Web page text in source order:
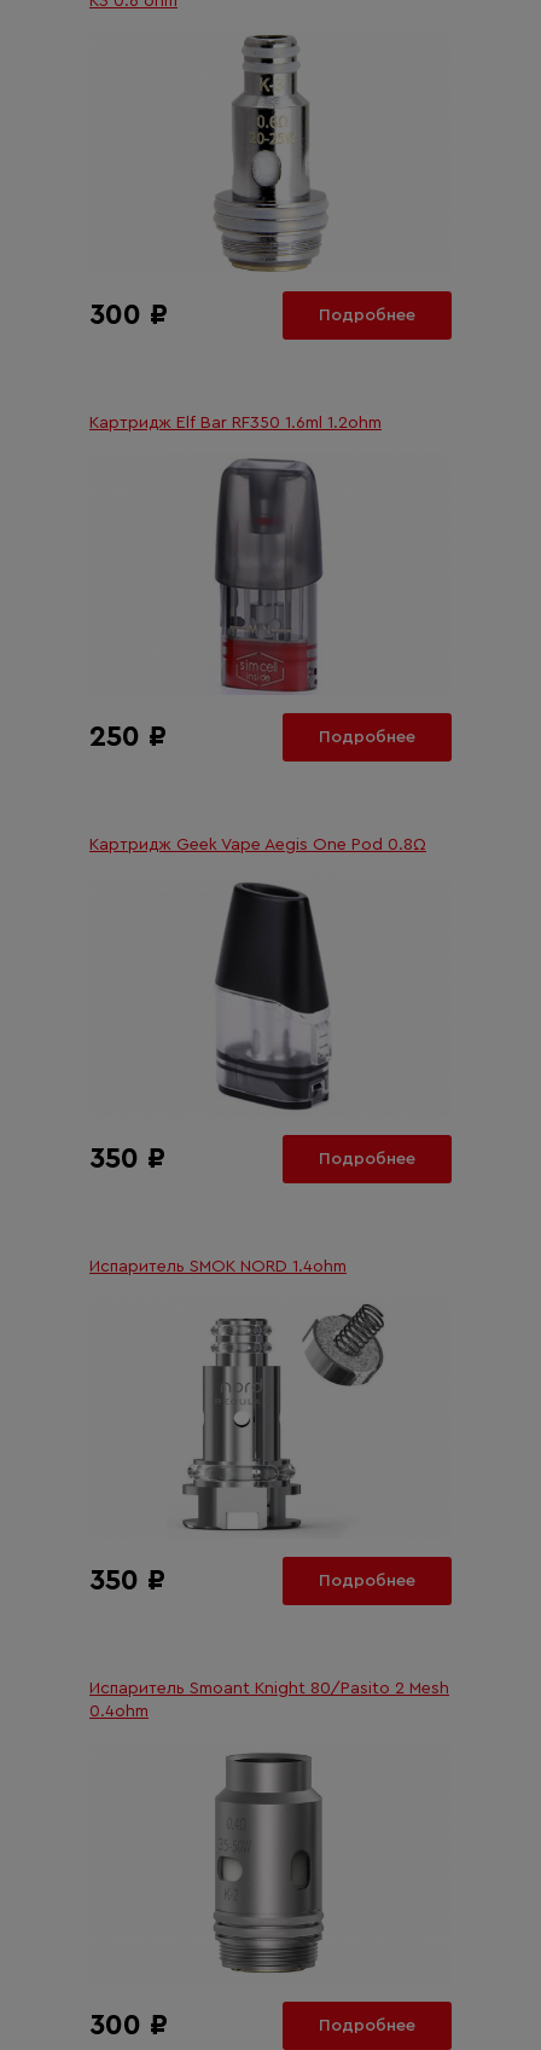
300 ₽ Подробнее
Картридж Elf Bar RF350 1.6ml 1.2ohm
250 ₽ Подробнее
Картридж Geek Vape Aegis One Pod 0.8Ω
350 ₽ Подробнее
Испаритель SMOK NORD 1.4ohm
350 ₽ Подробнее
Испаритель Smoant Knight 80/Pasito 2 Mesh
0.4ohm
300 ₽ Подробнее